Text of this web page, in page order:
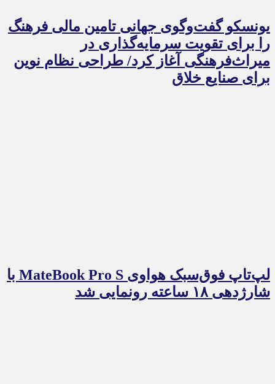
یونسکو گفت‌وگوی جهانی تامین مالی فرهنگ
را برای تقویت سرمایه‌گذاری در
میراث‌فرهنگی آغاز کرد/ طراحی نظام نوین
برای صنایع خلاق
لپ‌تاپ فوق‌سبک هواوی MateBook Pro S با
شارژدهی ۱۸ ساعته رونمایی شد